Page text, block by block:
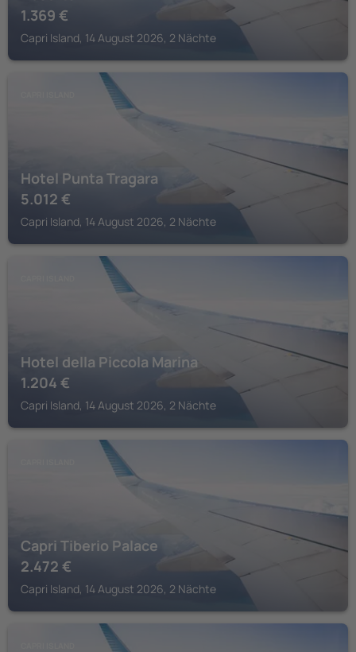
1.369 €
Capri Island, 14 August 2026, 2 Nächte
Hotel Punta Tragara
5.012 €
Capri Island, 14 August 2026, 2 Nächte
Hotel della Piccola Marina
1.204 €
Capri Island, 14 August 2026, 2 Nächte
Capri Tiberio Palace
2.472 €
Capri Island, 14 August 2026, 2 Nächte